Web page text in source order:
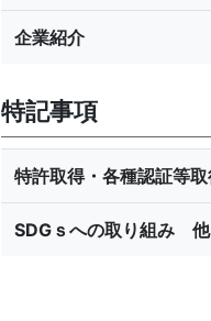
企業紹介
特記事項
特許取得・各種認証等
SDGｓへの取り組み 他